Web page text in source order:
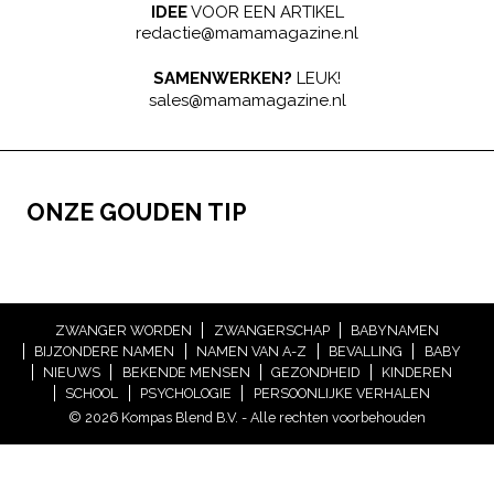
IDEEVOOR EEN ARTIKEL
redactie@mamamagazine.nl
SAMENWERKEN? LEUK!
sales@mamamagazine.nl
ONZE GOUDEN TIP
ZWANGER WORDEN ZWANGERSCHAP
BABYNAMEN
BIJZONDERE NAMEN
NAMEN VAN A-Z BEVALLING
BABY
NIEUWS
BEKENDE MENSEN GEZONDHEID
KINDEREN
SCHOOL
PSYCHOLOGIE
PERSOONLIJKE VERHALEN
© 2026 Kompas Blend B.V. - Alle rechten voorbehouden